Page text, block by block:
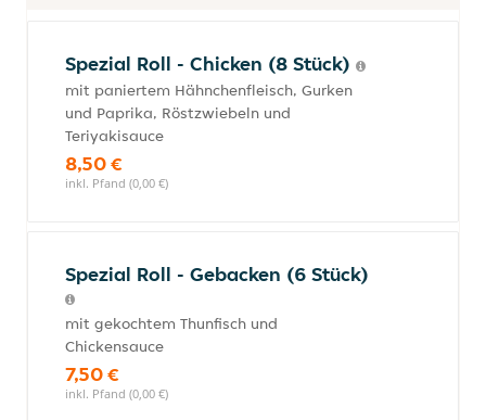
Spezial Roll - Chicken (8 Stück)
mit paniertem Hähnchenfleisch, Gurken
und Paprika, Röstzwiebeln und
Teriyakisauce
8,50 €
inkl. Pfand (0,00 €)
Spezial Roll - Gebacken (6 Stück)
mit gekochtem Thunfisch und
Chickensauce
7,50 €
inkl. Pfand (0,00 €)